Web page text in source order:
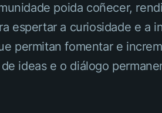
poida coñecer,
espertar a curiosidade e a
permitan fomentar e
ideas e o diálogo